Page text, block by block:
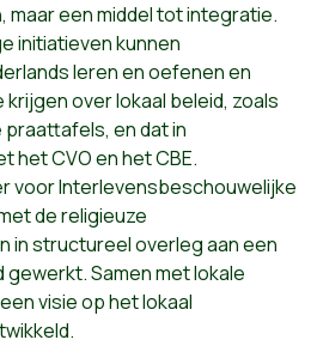
maar een middel tot integratie.
initiatieven kunnen
leren en oefenen en
over lokaal beleid, zoals
en dat in
het CVO en het CBE.
voor Interlevensbeschouwelijke
de religieuze
in structureel overleg aan een
Samen met lokale
visie op het lokaal